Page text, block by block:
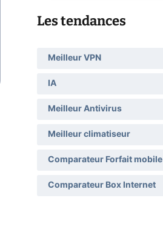
Les tendances
Meilleur VPN
IA
Meilleur Antivirus
Meilleur climatiseur
Comparateur Forfait mobile
Comparateur Box Internet